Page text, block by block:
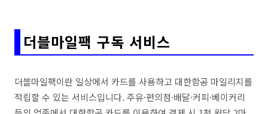
더블마일팩 구독 서비스
더블마일팩이란 일상에서 카드를 사용하고 대한항공 마일리지를
적립할 수 있는 서비스입니다. 주유·편의점·배달·커피·베이커리